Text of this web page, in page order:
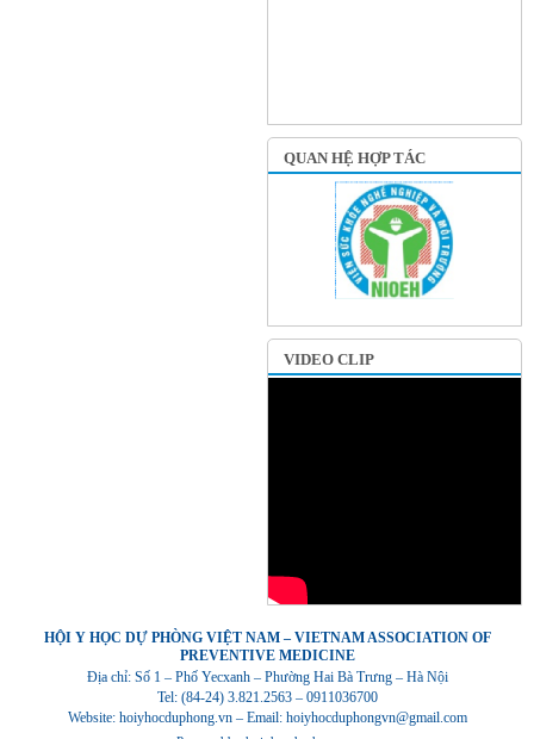
QUAN HỆ HỢP TÁC
VIDEO CLIP
HỘI Y HỌC DỰ PHÒNG VIỆT NAM – VIETNAM ASSOCIATION OF
PREVENTIVE MEDICINE
Địa chỉ: Số 1 – Phố Yecxanh – Phường Hai Bà Trưng – Hà Nội
Tel: (84-24) 3.821.2563 – 0911036700
Website: hoiyhocduphong.vn – Email: hoiyhocduphongvn@gmail.com